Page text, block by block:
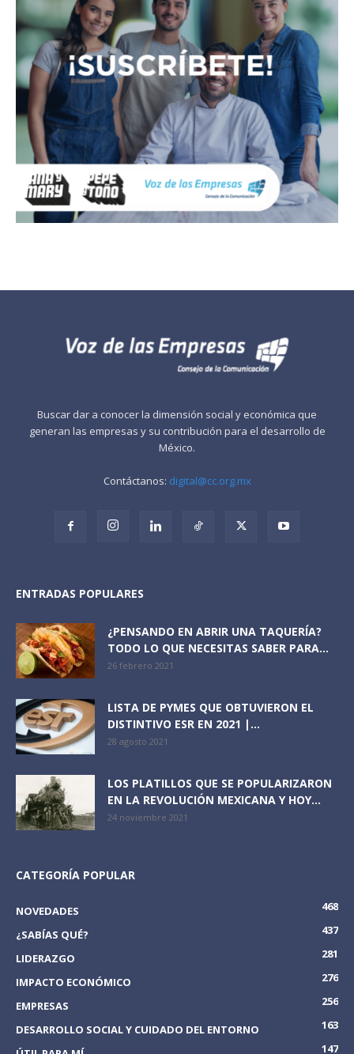
Buscar dar a conocer la dimensión social y económica que
generan las empresas y su contribución para el desarrollo de
México.
Contáctanos: digital@cc.org.mx
ENTRADAS POPULARES
¿PENSANDO EN ABRIR UNA TAQUERÍA?
TODO LO QUE NECESITAS SABER PARA...
26 febrero 2021
LISTA DE PYMES QUE OBTUVIERON EL
DISTINTIVO ESR EN 2021 |...
28 agosto 2021
LOS PLATILLOS QUE SE POPULARIZARON
EN LA REVOLUCIÓN MEXICANA Y HOY...
24 noviembre 2021
CATEGORÍA POPULAR
NOVEDADES
468
¿SABÍAS QUÉ?
437
LIDERAZGO
281
IMPACTO ECONÓMICO
276
EMPRESAS
256
DESARROLLO SOCIAL Y CUIDADO DEL ENTORNO
163
147